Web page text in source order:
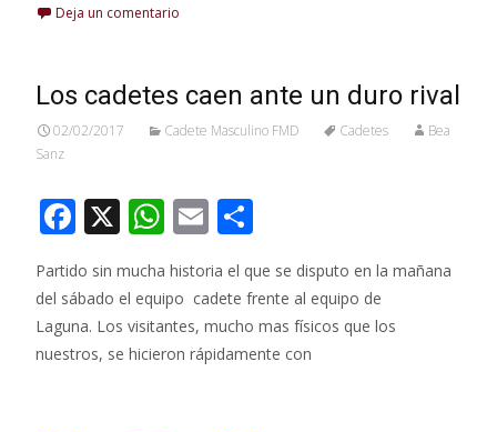
e
o
o
at
A
p
ar
ti
Deja un comentario
Los cadetes caen ante un duro rival
02/02/2017 Cadete Masculino FMD Cadetes
Bea
Sanz
F
ac
e
b
o
X W
h
at
s
A
E
m
ai
l
m
p
ar
Partido sin mucha historia el que se disputo en la mañana
del sábado el equipo cadete frente al equipo de
Laguna. Los visitantes, mucho mas físicos que los
nuestros, se hicieron rápidamente con